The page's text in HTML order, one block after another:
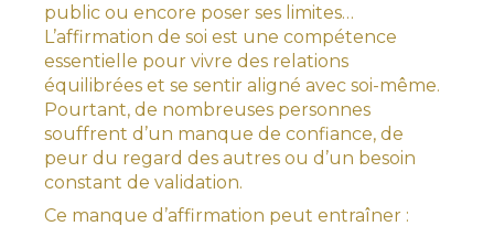
public ou encore poser ses limites…
L’affirmation de soi est une compétence
essentielle pour vivre des relations
équilibrées et se sentir aligné avec soi-même.
Pourtant, de nombreuses personnes
souffrent d’un manque de confiance, de
peur du regard des autres ou d’un besoin
constant de validation.
Ce manque d’affirmation peut entraîner :